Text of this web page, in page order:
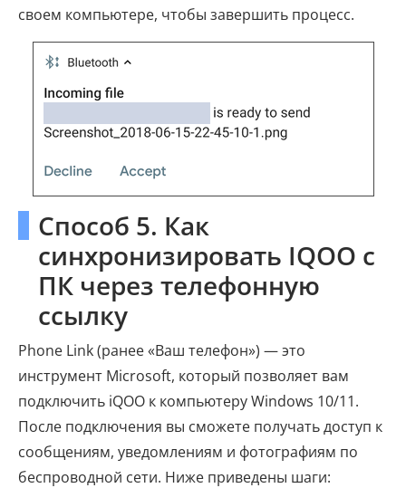
своем компьютере, чтобы завершить процесс.
Способ 5. Как
синхронизировать IQOO с
ПК через телефонную
ссылку
Phone Link (ранее «Ваш телефон») — это
инструмент Microsoft, который позволяет вам
подключить iQOO к компьютеру Windows 10/11.
После подключения вы сможете получать доступ к
сообщениям, уведомлениям и фотографиям по
беспроводной сети. Ниже приведены шаги: